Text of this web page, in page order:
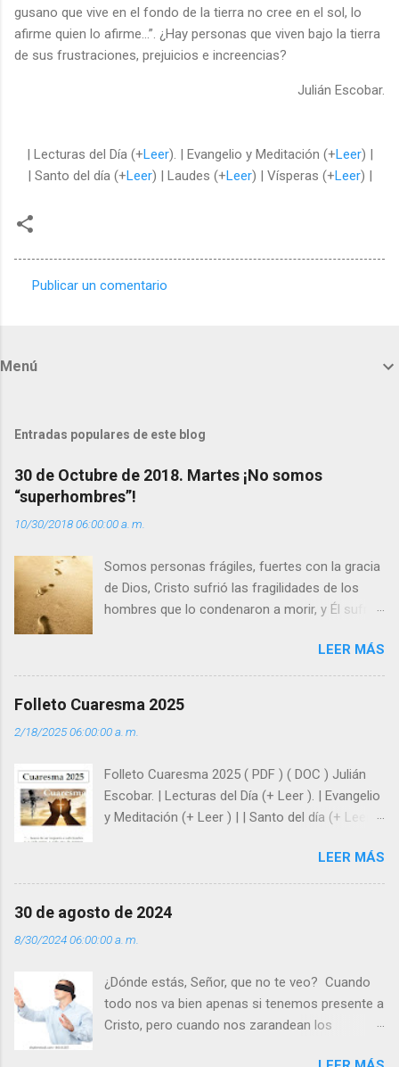
gusano que vive en el fondo de la tierra no cree en el sol, lo
afirme quien lo afirme…”. ¿Hay personas que viven bajo la tierra
de sus frustraciones, prejuicios e increencias?
Julián Escobar.
| Lecturas del Día (+Leer). | Evangelio y Meditación (+Leer) |
| Santo del día (+Leer) | Laudes (+Leer) | Vísperas (+Leer) |
t
r
i
o
s
Publicar un comentario
Menú
Entradas populares de este blog
30 de Octubre de 2018. Martes ¡No somos
“superhombres”!
10/30/2018 06:00:00 a. m.
Somos personas frágiles, fuertes con la gracia
de Dios, Cristo sufrió las fragilidades de los
hombres que lo condenaron a morir, y Él sufrió
enseña Jesucristo? Que, si seguimos sus
huellas, sin ser superhombres, podemos
afrontar las adversidades con la fuerza y la luz
siempre está pendiente de nosotros. Amar es
y protegidos por nosotros. “ Señor, soy un
árbol sin frutos, pero tú me das la savia para
que al menos mis ramas y hojas den sombra
super hombre? - ¿Superas tu fragilidad con la
gracia de Dios? Julián Escobar. | Lecturas del
Día (+ Leer ). | Evangelio y Meditación (+ Leer ) |
LEER MÁS
Folleto Cuaresma 2025
2/18/2025 06:00:00 a. m.
Folleto Cuaresma 2025 ( PDF ) ( DOC ) Julián
Escobar. | Lecturas del Día (+ Leer ). | Evangelio
y Meditación (+ Leer ) | | Santo del día (+ Leer )
LEER MÁS
30 de agosto de 2024
8/30/2024 06:00:00 a. m.
¿Dónde estás, Señor, que no te veo? Cuando
todo nos va bien apenas si tenemos presente a
Cristo, pero cuando nos zarandean los